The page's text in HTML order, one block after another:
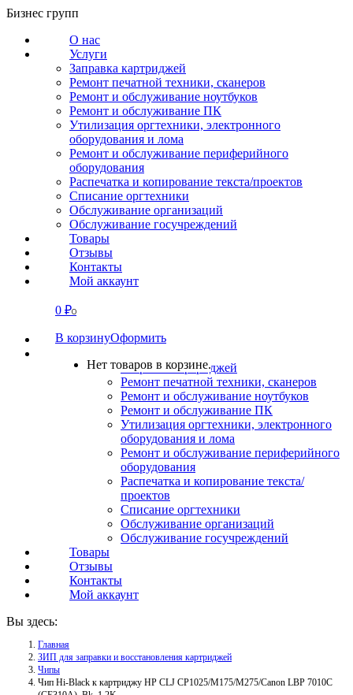
Перейти
содержанию
Бизнес групп
О нас
Услуги
Заправка картриджей
Ремонт печатной техники, сканеров
Ремонт и обслуживание ноутбуков
Ремонт и обслуживание ПК
Утилизация оргтехники, электронного
оборудования и лома
Ремонт и обслуживание периферийного
оборудования
Распечатка и копирование текста/проектов
Списание оргтехники
Обслуживание организаций
Обслуживание госучреждений
Товары
Отзывы
Контакты
Мой аккаунт
0 ₽0
В корзинуОформить
Нет товаров в корзине.
СВЯЗАТЬСЯ
О нас
Заправка картриджей
Ремонт печатной техники, сканеров
Ремонт и обслуживание ноутбуков
Ремонт и обслуживание ПК
Утилизация оргтехники, электронного
оборудования и лома
Ремонт и обслуживание периферийного
оборудования
Распечатка и копирование текста/
проектов
Списание оргтехники
Обслуживание организаций
Обслуживание госучреждений
Товары
Отзывы
Контакты
Мой аккаунт
Вы здесь:
Главная
ЗИП для заправки и восстановления картриджей
Чипы
Чип Hi-Black к картриджу HP CLJ CP1025/M175/M275/Canon LBP 7010C